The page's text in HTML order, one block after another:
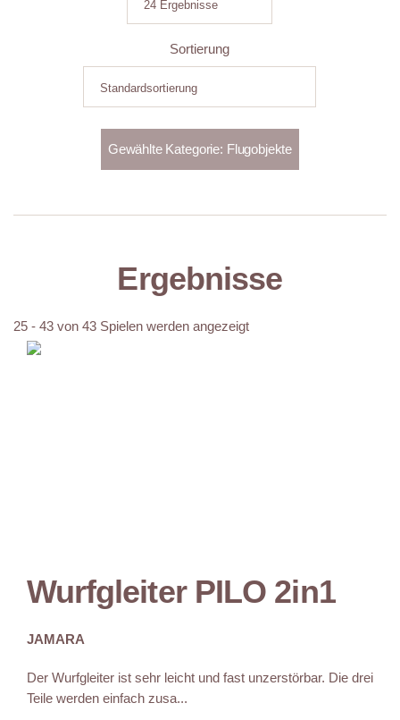
Sortierung
Ergebnisse
25 - 43 von 43 Spielen werden angezeigt
Wurfgleiter PILO 2in1
JAMARA
Der Wurfgleiter ist sehr leicht und fast unzerstörbar. Die drei
Teile werden einfach zusa...